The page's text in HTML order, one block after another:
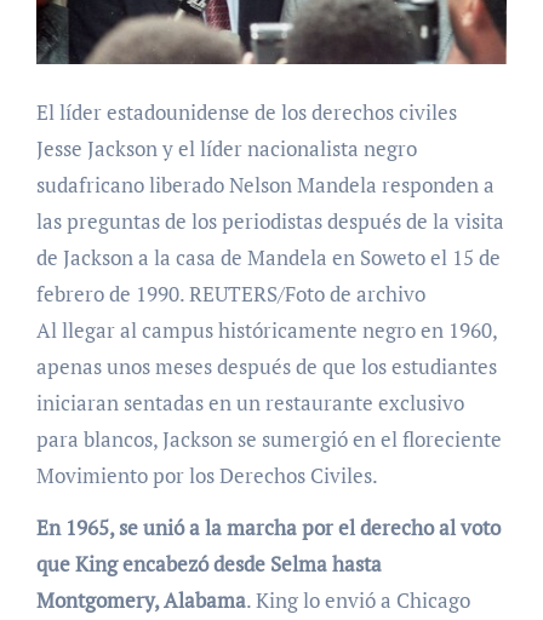
El líder estadounidense de los derechos civiles
Jesse Jackson y el líder nacionalista negro
sudafricano liberado Nelson Mandela responden a
las preguntas de los periodistas después de la visita
de Jackson a la casa de Mandela en Soweto el 15 de
febrero de 1990. REUTERS/Foto de archivo
Al llegar al campus históricamente negro en 1960,
apenas unos meses después de que los estudiantes
iniciaran sentadas en un restaurante exclusivo
para blancos, Jackson se sumergió en el floreciente
Movimiento por los Derechos Civiles.
En 1965, se unió a la marcha por el derecho al voto
que King encabezó desde Selma hasta
Montgomery, Alabama. King lo envió a Chicago